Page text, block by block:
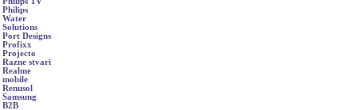
Philips
Water
Solutions
Port Designs
Profixx
Projecto
Razne stvari
Realme
mobile
Renusol
Samsung
B2B